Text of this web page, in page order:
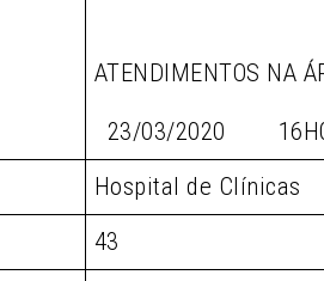
ATENDIMENTOS NA
23/03/2020
Hospital de Clínicas
43